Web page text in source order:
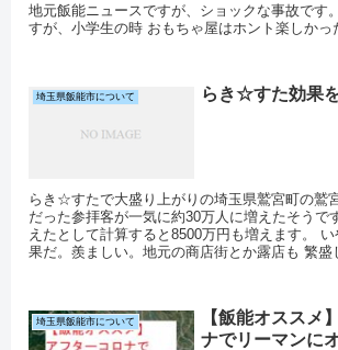
地元飯能ニュースですが、ショックな事故です
すが、小学生の時 おもちゃ屋はホント楽しかっ
埼玉県飯能市について らき☆すた効果
らき☆すたで大盛り上がりの埼玉県鷲宮町の鷲
だった参拝客が一気に約30万人に増えたそうで
えたとして計算すると8500万円も増えます。
果だ。羨ましい。地元の商店街とか露店も 繁盛
埼玉県飯能市について
【飯能オススメ
ナでリーマンに